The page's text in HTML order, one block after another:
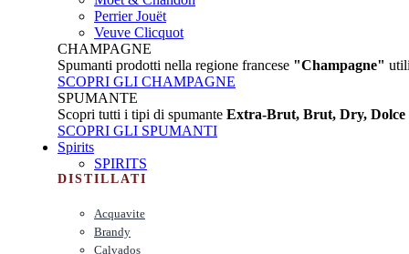
Perrier Jouët
Veuve Clicquot
CHAMPAGNE
Spumanti prodotti nella regione francese "Champagne"
SCOPRI GLI CHAMPAGNE
SPUMANTE
Scopri tutti i tipi di spumante Extra-Brut, Brut, Dry, Dolce
SCOPRI GLI SPUMANTI
Spirits
SPIRITS
DISTILLATI
Acquavite
Brandy
Calvados